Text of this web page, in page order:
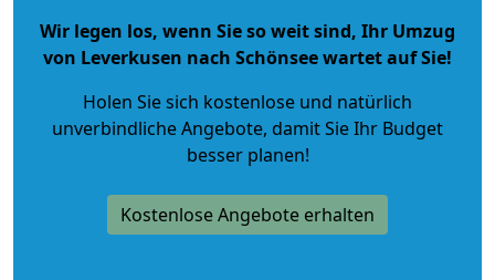
Wir legen los, wenn Sie so weit sind, Ihr Umzug
von Leverkusen nach Schönsee wartet auf Sie!
Holen Sie sich kostenlose und natürlich
unverbindliche Angebote, damit Sie Ihr Budget
besser planen!
Kostenlose Angebote erhalten